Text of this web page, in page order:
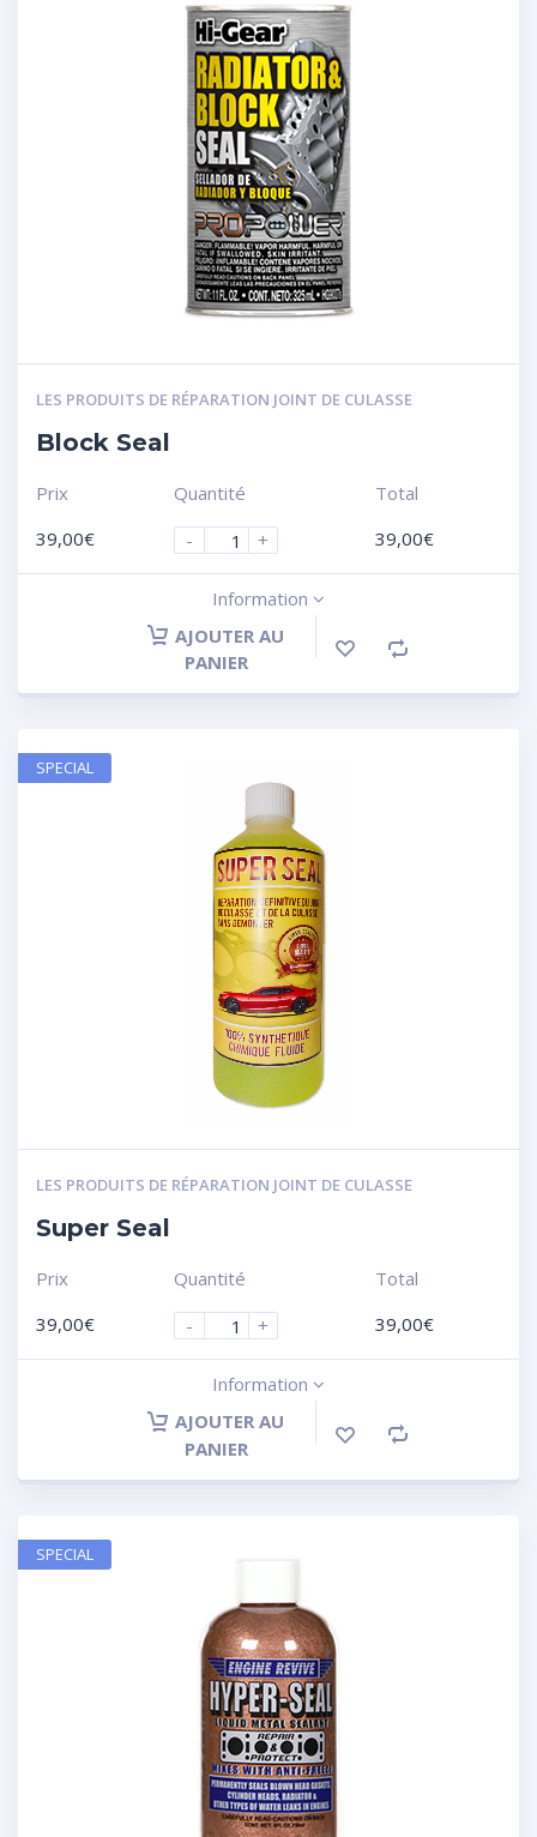
LES PRODUITS DE RÉPARATION JOINT DE CULASSE
Block Seal
Prix
39,00€
Quantité
-
+
Total
39,00€
Information
AJOUTER AU
PANIER
LES PRODUITS DE RÉPARATION JOINT DE CULASSE
Super Seal
Prix
39,00€
Quantité
-
+
Total
39,00€
Information
AJOUTER AU
PANIER
SPECIAL
SPECIAL